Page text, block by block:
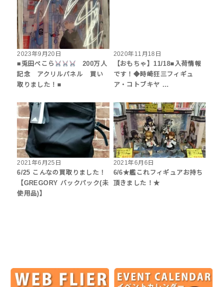
2023年9月20日
■兎田ぺこら
200万人
記念 アクリルパネル 買い
取りました！■
2020年11月18日
【おもちゃ】11/18■入荷情報
です！◆時崎狂三フィギュ
ア・コトブキヤ …
2021年6月25日
6/25 こんなの買取りました！
【GREGORY バックパック(未
使用品)】
2021年6月6日
6/6★艦これフィギュアお持ち
頂きました！★